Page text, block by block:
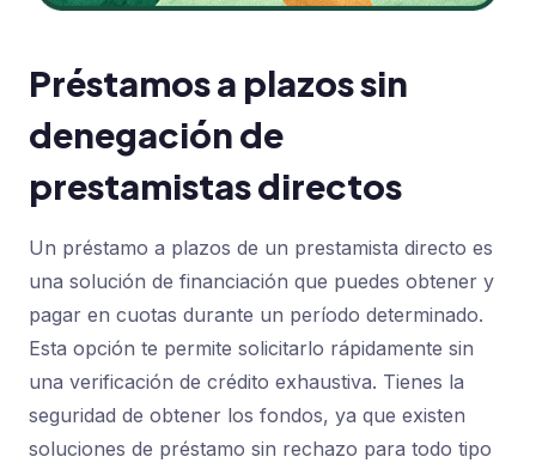
Préstamos a plazos sin
denegación de
prestamistas directos
Un préstamo a plazos de un prestamista directo es
una solución de financiación que puedes obtener y
pagar en cuotas durante un período determinado.
Esta opción te permite solicitarlo rápidamente sin
una verificación de crédito exhaustiva. Tienes la
seguridad de obtener los fondos, ya que existen
soluciones de préstamo sin rechazo para todo tipo